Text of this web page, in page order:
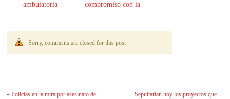
ambulatoria
compromiso con la
Sorry, comments are closed for this post
«Policías en la mira por asesinato de
Sepultarían hoy los proyectos que